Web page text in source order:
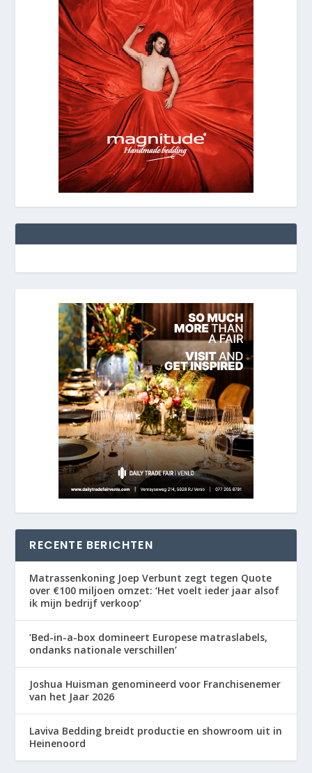
RECENTE BERICHTEN
Matrassenkoning Joep Verbunt zegt tegen Quote
over €100 miljoen omzet: ‘Het voelt ieder jaar alsof
ik mijn bedrijf verkoop’
‘Bed-in-a-box domineert Europese matraslabels,
ondanks nationale verschillen’
Joshua Huisman genomineerd voor Franchisenemer
van het Jaar 2026
Laviva Bedding breidt productie en showroom uit in
Heinenoord